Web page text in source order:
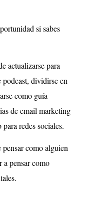
si sabes
actualizarse para
dividirse en
como guía
de email marketing
redes sociales.
como alguien
pensar como